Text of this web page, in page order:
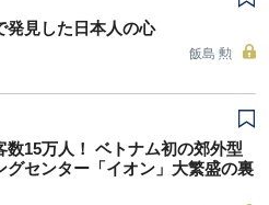
発見した日本人の心
飯島 勲
数15万人！ ベトナム初の郊外型
グセンター「イオン」大繁盛の裏